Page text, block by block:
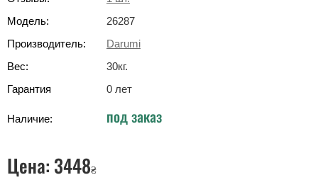
Модель:
26287
Производитель:
Darumi
Вес:
30кг.
Гарантия
0 лет
Наличие: под заказ
Цена: 3448₴